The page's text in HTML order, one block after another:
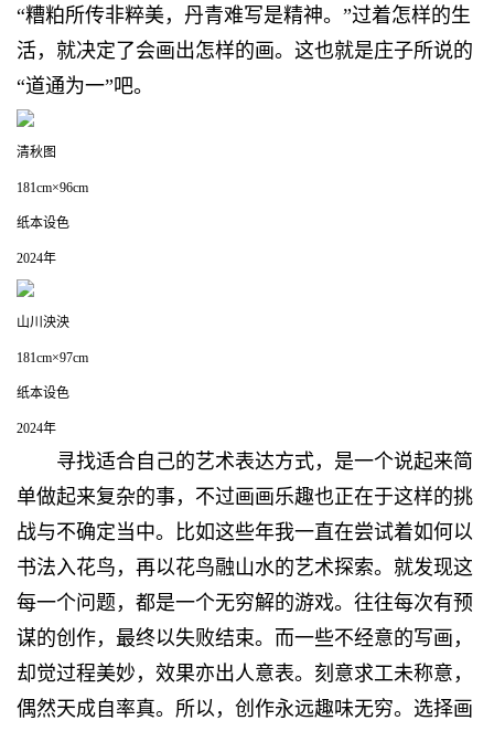
“糟粕所传非粹美，丹青难写是精神。”过着怎样的生
活，就决定了会画出怎样的画。这也就是庄子所说的
“道通为一”吧。
清秋图
181cm×96cm
纸本设色
2024年
山川泱泱
181cm×97cm
纸本设色
2024年
寻找适合自己的艺术表达方式，是一个说起来简
单做起来复杂的事，不过画画乐趣也正在于这样的挑
战与不确定当中。比如这些年我一直在尝试着如何以
书法入花鸟，再以花鸟融山水的艺术探索。就发现这
每一个问题，都是一个无穷解的游戏。往往每次有预
谋的创作，最终以失败结束。而一些不经意的写画，
却觉过程美妙，效果亦出人意表。刻意求工未称意，
偶然天成自率真。所以，创作永远趣味无穷。选择画